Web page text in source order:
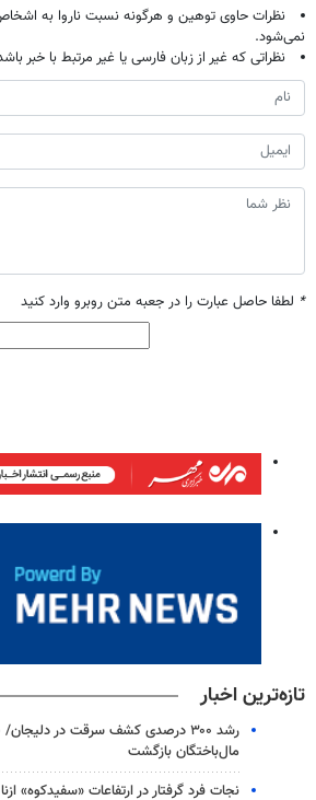
نظرات حاوی توهین و هرگونه نسبت ناروا به
نمی‌شود.
نظراتی که غیر از زبان فارسی یا غیر مرتبط با خبر
* لطفا حاصل عبارت را در جعبه متن روبرو وارد کنید
تازه‌ترین اخبار
مال‌باختگان بازگشت
نجات فرد گرفتار در ارتفاعات «سفیدکوه» ازنا